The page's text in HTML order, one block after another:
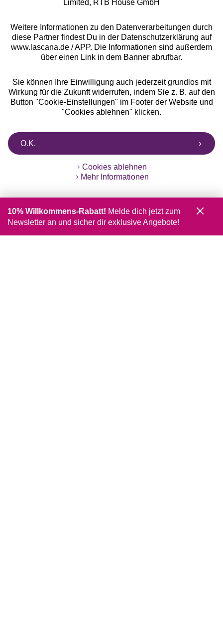
Limited, RTB House GmbH
Weitere Informationen zu den Datenverarbeitungen durch
diese Partner findest Du in der Datenschutzerklärung auf
www.lascana.de / APP. Die Informationen sind außerdem
über einen Link in dem Banner abrufbar.
Sie können Ihre Einwilligung auch jederzeit grundlos mit
Wirkung für die Zukunft widerrufen, indem Sie z. B. auf den
Button "Cookie-Einstellungen" im Footer der Website und
"Cookies ablehnen" klicken.
O.K.
Cookies ablehnen
Mehr Informationen
10% Willkommens-Rabatt! Melde dich jetzt zum
Newsletter an und sicher dir exklusive Angebote!